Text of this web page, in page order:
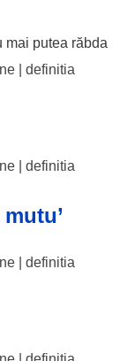
mai putea răbda
| definitia
| definitia
| definitia